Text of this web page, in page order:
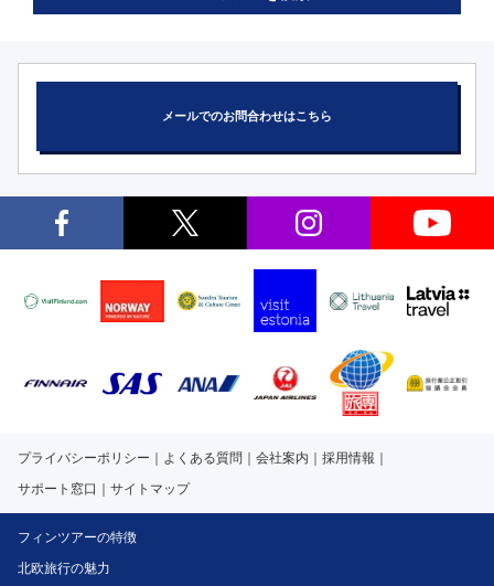
メールでのお問合わせはこちら
プライバシーポリシー よくある質問 会社案内
採用情報
サポート窓口
サイトマップ
フィンツアーの特徴
北欧旅行の魅力